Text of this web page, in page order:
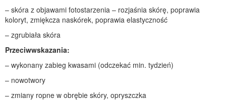
– skóra z objawami fotostarzenia – rozjaśnia skórę, poprawia
koloryt, zmiękcza naskórek, poprawia elastyczność
– zgrubiała skóra
Przeciwwskazania:
– wykonany zabieg kwasami (odczekać min. tydzień)
– nowotwory
– zmiany ropne w obrębie skóry, opryszczka